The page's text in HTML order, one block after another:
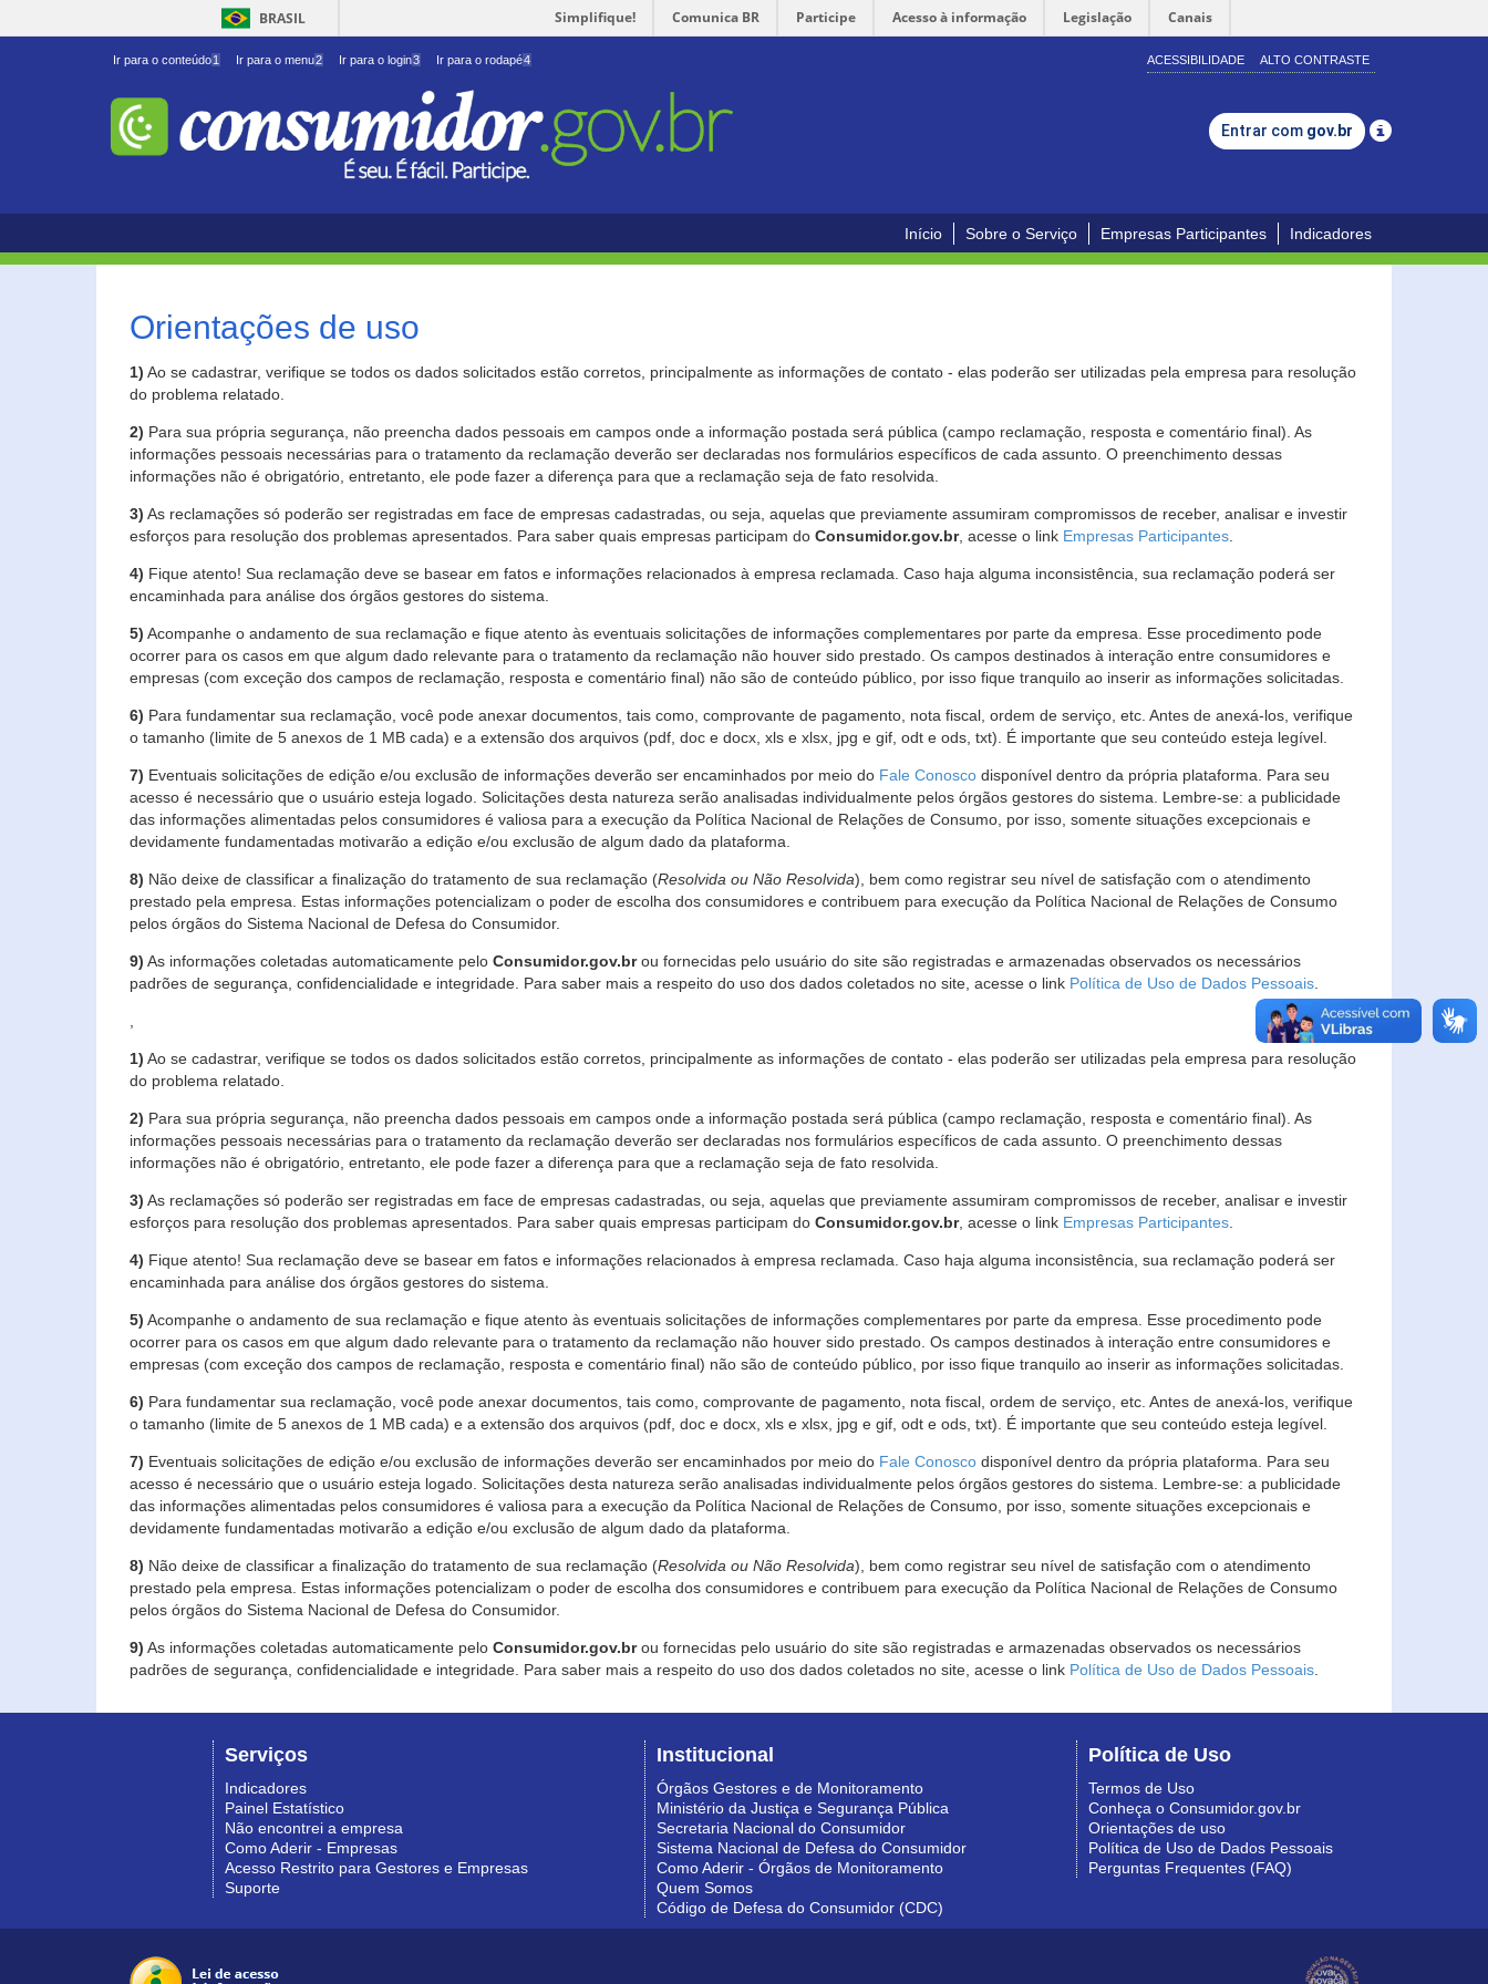
BRASIL Simplifique! Comunica BR Participe Acesso à informação Legislação Canais
Ir para o conteúdo1 Ir para o menu2 Ir para o login3 Ir para o rodapé4 ACESSIBILIDADE ALTO CONTRASTE
Entrar com gov.br
Início Sobre o Serviço Empresas Participantes Indicadores
Orientações de uso
1) Ao se cadastrar, verifique se todos os dados solicitados estão corretos, principalmente as informações de contato - elas poderão ser utilizadas pela empresa para resolução
do problema relatado.
2) Para sua própria segurança, não preencha dados pessoais em campos onde a informação postada será pública (campo reclamação, resposta e comentário final). As
informações pessoais necessárias para o tratamento da reclamação deverão ser declaradas nos formulários específicos de cada assunto. O preenchimento dessas
informações não é obrigatório, entretanto, ele pode fazer a diferença para que a reclamação seja de fato resolvida.
3) As reclamações só poderão ser registradas em face de empresas cadastradas, ou seja, aquelas que previamente assumiram compromissos de receber, analisar e investir
esforços para resolução dos problemas apresentados. Para saber quais empresas participam do Consumidor.gov.br, acesse o link Empresas Participantes
4) Fique atento! Sua reclamação deve se basear em fatos e informações relacionados à empresa reclamada. Caso haja alguma inconsistência, sua reclamação poderá ser
encaminhada para análise dos órgãos gestores do sistema.
5) Acompanhe o andamento de sua reclamação e fique atento às eventuais solicitações de informações complementares por parte da empresa. Esse procedimento pode
ocorrer para os casos em que algum dado relevante para o tratamento da reclamação não houver sido prestado. Os campos destinados à interação entre consumidores e
empresas (com exceção dos campos de reclamação, resposta e comentário final) não são de conteúdo público, por isso fique tranquilo ao inserir as informações solicitadas.
6) Para fundamentar sua reclamação, você pode anexar documentos, tais como, comprovante de pagamento, nota fiscal, ordem de serviço, etc. Antes de anexá-los, verifique
o tamanho (limite de 5 anexos de 1 MB cada) e a extensão dos arquivos (pdf, doc e docx, xls e xlsx, jpg e gif, odt e ods, txt). É importante que seu conteúdo esteja legível.
7) Eventuais solicitações de edição e/ou exclusão de informações deverão ser encaminhados por meio do Fale Conosco disponível dentro da própria plataforma. Para seu
acesso é necessário que o usuário esteja logado. Solicitações desta natureza serão analisadas individualmente pelos órgãos gestores do sistema. Lembre-se: a publicidade
das informações alimentadas pelos consumidores é valiosa para a execução da Política Nacional de Relações de Consumo, por isso, somente situações excepcionais e
devidamente fundamentadas motivarão a edição e/ou exclusão de algum dado da plataforma.
8) Não deixe de classificar a finalização do tratamento de sua reclamação (Resolvida ou Não Resolvida), bem como registrar seu nível de satisfação com o atendimento
prestado pela empresa. Estas informações potencializam o poder de escolha dos consumidores e contribuem para execução da Política Nacional de Relações de Consumo
pelos órgãos do Sistema Nacional de Defesa do Consumidor.
9) As informações coletadas automaticamente pelo Consumidor.gov.brou fornecidas pelo usuário do site são registradas e armazenadas observados os necessários
padrões de segurança, confidencialidade e integridade. Para saber mais a respeito do uso dos dados coletados no site, acesse o link Política de Uso de Dados Pessoais
1) Ao se cadastrar, verifique se todos os dados solicitados estão corretos, principalmente as informações de contato - elas poderão ser utilizadas pela empresa para resolução
do problema relatado.
2) Para sua própria segurança, não preencha dados pessoais em campos onde a informação postada será pública (campo reclamação, resposta e comentário final). As
informações pessoais necessárias para o tratamento da reclamação deverão ser declaradas nos formulários específicos de cada assunto. O preenchimento dessas
informações não é obrigatório, entretanto, ele pode fazer a diferença para que a reclamação seja de fato resolvida.
3) As reclamações só poderão ser registradas em face de empresas cadastradas, ou seja, aquelas que previamente assumiram compromissos de receber, analisar e investir
esforços para resolução dos problemas apresentados. Para saber quais empresas participam do Consumidor.gov.br, acesse o link Empresas Participantes
4) Fique atento! Sua reclamação deve se basear em fatos e informações relacionados à empresa reclamada. Caso haja alguma inconsistência, sua reclamação poderá ser
encaminhada para análise dos órgãos gestores do sistema.
5) Acompanhe o andamento de sua reclamação e fique atento às eventuais solicitações de informações complementares por parte da empresa. Esse procedimento pode
ocorrer para os casos em que algum dado relevante para o tratamento da reclamação não houver sido prestado. Os campos destinados à interação entre consumidores e
empresas (com exceção dos campos de reclamação, resposta e comentário final) não são de conteúdo público, por isso fique tranquilo ao inserir as informações solicitadas.
6) Para fundamentar sua reclamação, você pode anexar documentos, tais como, comprovante de pagamento, nota fiscal, ordem de serviço, etc. Antes de anexá-los, verifique
o tamanho (limite de 5 anexos de 1 MB cada) e a extensão dos arquivos (pdf, doc e docx, xls e xlsx, jpg e gif, odt e ods, txt). É importante que seu conteúdo esteja legível.
7) Eventuais solicitações de edição e/ou exclusão de informações deverão ser encaminhados por meio do Fale Conosco disponível dentro da própria plataforma. Para seu
acesso é necessário que o usuário esteja logado. Solicitações desta natureza serão analisadas individualmente pelos órgãos gestores do sistema. Lembre-se: a publicidade
das informações alimentadas pelos consumidores é valiosa para a execução da Política Nacional de Relações de Consumo, por isso, somente situações excepcionais e
devidamente fundamentadas motivarão a edição e/ou exclusão de algum dado da plataforma.
8) Não deixe de classificar a finalização do tratamento de sua reclamação (Resolvida ou Não Resolvida), bem como registrar seu nível de satisfação com o atendimento
prestado pela empresa. Estas informações potencializam o poder de escolha dos consumidores e contribuem para execução da Política Nacional de Relações de Consumo
pelos órgãos do Sistema Nacional de Defesa do Consumidor.
9) As informações coletadas automaticamente pelo Consumidor.gov.brou fornecidas pelo usuário do site são registradas e armazenadas observados os necessários
padrões de segurança, confidencialidade e integridade. Para saber mais a respeito do uso dos dados coletados no site, acesse o link Política de Uso de Dados Pessoais
Serviços
Indicadores
Painel Estatístico
Não encontrei a empresa
Como Aderir - Empresas
Acesso Restrito para Gestores e Empresas
Suporte
Institucional
Órgãos Gestores e de Monitoramento
Ministério da Justiça e Segurança Pública
Secretaria Nacional do Consumidor
Sistema Nacional de Defesa do Consumidor
Como Aderir - Órgãos de Monitoramento
Quem Somos
Código de Defesa do Consumidor (CDC)
Política de Uso
Termos de Uso
Conheça o Consumidor.gov.br
Orientações de uso
Política de Uso de Dados Pessoais
Perguntas Frequentes (FAQ)